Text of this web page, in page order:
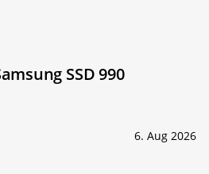
SSD 990
6. Aug 2026